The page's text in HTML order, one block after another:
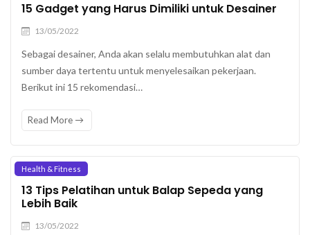
15 Gadget yang Harus Dimiliki untuk Desainer
13/05/2022
Sebagai desainer, Anda akan selalu membutuhkan alat dan
sumber daya tertentu untuk menyelesaikan pekerjaan.
Berikut ini 15 rekomendasi…
Read More
Health & Fitness
13 Tips Pelatihan untuk Balap Sepeda yang
Lebih Baik
13/05/2022